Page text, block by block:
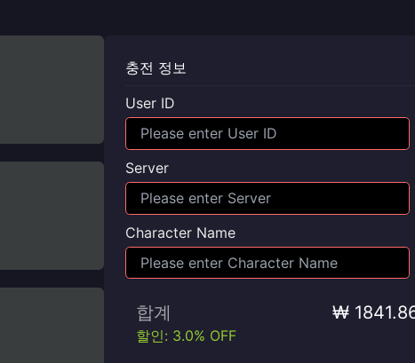
충전 정보
User ID
Server
Character Name
합계 ₩
할인: 3.0% OFF